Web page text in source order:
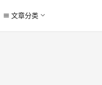
menu 文章分类